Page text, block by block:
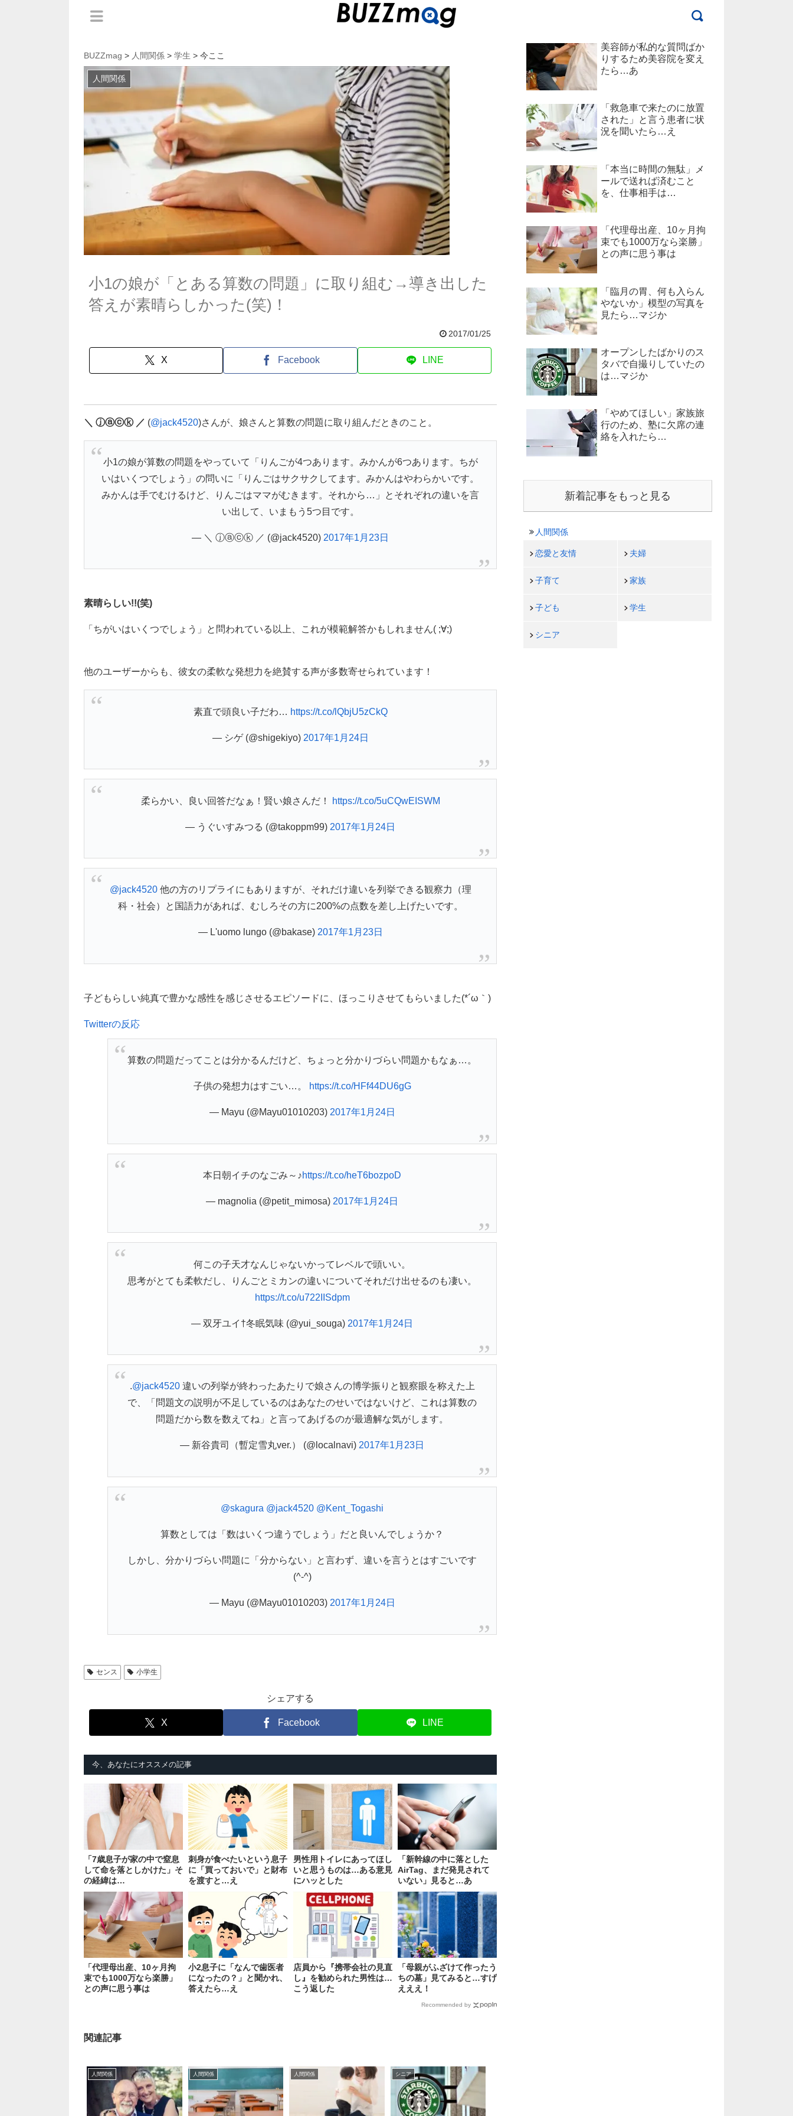
BUZZmag > 人間関係 > 学生 > 今ここ
人間関係
小1の娘が「とある算数の問題」に取り組む→導き出した
答えが素晴らしかった(笑)！
2017/01/25
X Facebook LINE
＼ ⓙⓐⓒⓚ ／ (@jack4520)さんが、娘さんと算数の問題に取り組んだときのこと。
小1の娘が算数の問題をやっていて「りんごが4つあります。みかんが6つあります。ちが
いはいくつでしょう」の問いに「りんごはサクサクしてます。みかんはやわらかいです。
みかんは手でむけるけど、りんごはママがむきます。それから…」とそれぞれの違いを言
い出して、いまもう5つ目です。
— ＼ ⓙⓐⓒⓚ ／ (@jack4520) 2017年1月23日
素晴らしい!!(笑)
「ちがいはいくつでしょう」と問われている以上、これが模範解答かもしれません( ;∀;)
他のユーザーからも、彼女の柔軟な発想力を絶賛する声が多数寄せられています！
素直で頭良い子だわ… https://t.co/lQbjU5zCkQ
— シゲ (@shigekiyo) 2017年1月24日
柔らかい、良い回答だなぁ！賢い娘さんだ！ https://t.co/5uCQwEISWM
— うぐいすみつる (@takoppm99) 2017年1月24日
@jack4520他の方のリプライにもありますが、それだけ違いを列挙できる観察力（理
科・社会）と国語力があれば、むしろその方に200%の点数を差し上げたいです。
— L'uomo lungo (@bakase) 2017年1月23日
子どもらしい純真で豊かな感性を感じさせるエピソードに、ほっこりさせてもらいました(*´ω｀)
Twitterの反応
算数の問題だってことは分かるんだけど、ちょっと分かりづらい問題かもなぁ…。
子供の発想力はすごい…。 https://t.co/HFf44DU6gG
— Mayu (@Mayu01010203) 2017年1月24日
本日朝イチのなごみ～♪https://t.co/heT6bozpoD
— magnolia (@petit_mimosa) 2017年1月24日
何この子天才なんじゃないかってレベルで頭いい。
思考がとても柔軟だし、りんごとミカンの違いについてそれだけ出せるのも凄い。
https://t.co/u722IISdpm
— 双牙ユイ†冬眠気味 (@yui_souga) 2017年1月24日
.@jack4520違いの列挙が終わったあたりで娘さんの博学振りと観察眼を称えた上
で、「問題文の説明が不足しているのはあなたのせいではないけど、これは算数の
問題だから数を数えてね」と言ってあげるのが最適解な気がします。
— 新谷貴司（暫定雪丸ver.） (@localnavi) 2017年1月23日
@skagura @jack4520 @Kent_Togashi
算数としては「数はいくつ違うでしょう」だと良いんでしょうか？
しかし、分かりづらい問題に「分からない」と言わず、違いを言うとはすごいです
(^-^)
— Mayu (@Mayu01010203) 2017年1月24日
センス 小学生
シェアする
X Facebook LINE
今、あなたにオススメの記事
「7歳息子が家の中で窒息
して命を落としかけた」そ
の経緯は…
刺身が食べたいという息子
に「買っておいで」と財布
を渡すと…え
男性用トイレにあってほし
いと思うものは…ある意見
にハッとした
「新幹線の中に落とした
AirTag、まだ発見されて
いない」見ると…あ
「代理母出産、10ヶ月拘
束でも1000万なら楽勝」
との声に思う事は
小2息子に「なんで歯医者
になったの？」と聞かれ、
答えたら…え
店員から『携帯会社の見直
し』を勧められた男性は…
こう返した
「母親がふざけて作ったう
ちの墓」見てみると…すげ
えええ！
Recommended by
関連記事
人間関係 人間関係 人間関係 シニア
美容師が私的な質問ばか
りするため美容院を変え
たら…あ
「救急車で来たのに放置
された」と言う患者に状
況を聞いたら…え
「本当に時間の無駄」メ
ールで送れば済むこと
を、仕事相手は…
「代理母出産、10ヶ月拘
束でも1000万なら楽勝」
との声に思う事は
「臨月の胃、何も入らん
やないか」模型の写真を
見たら…マジか
オープンしたばかりのス
タバで自撮りしていたの
は…マジか
「やめてほしい」家族旅
行のため、塾に欠席の連
絡を入れたら…
新着記事をもっと見る
人間関係
恋愛と友情 夫婦
子育て 家族
子ども 学生
シニア